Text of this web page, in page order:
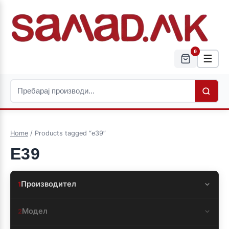
0
☰
Home / Products tagged “e39”
E39
1Производител
2Модел